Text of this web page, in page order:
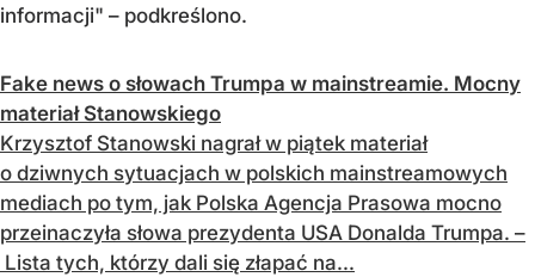
informacji" – podkreślono.
Fake news o słowach Trumpa w mainstreamie. Mocny
materiał Stanowskiego
Krzysztof Stanowski nagrał w piątek materiał
o dziwnych sytuacjach w polskich mainstreamowych
mediach po tym, jak Polska Agencja Prasowa mocno
przeinaczyła słowa prezydenta USA Donalda Trumpa. –
Lista tych, którzy dali się złapać na...